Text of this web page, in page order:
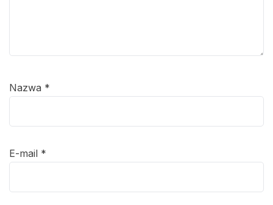
Nazwa *
E-mail *